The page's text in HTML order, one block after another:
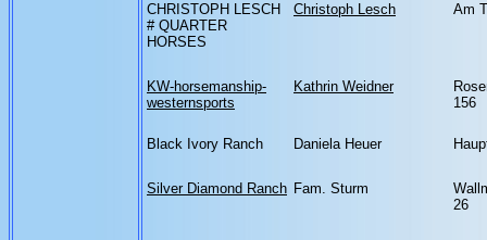
CHRISTOPH LESCH
# QUARTER
HORSES
Christoph Lesch Am
KW-horsemanship-
westernsports
Kathrin Weidner
156
Black Ivory Ranch Daniela Heuer
Silver Diamond Ranch Fam. Sturm
26